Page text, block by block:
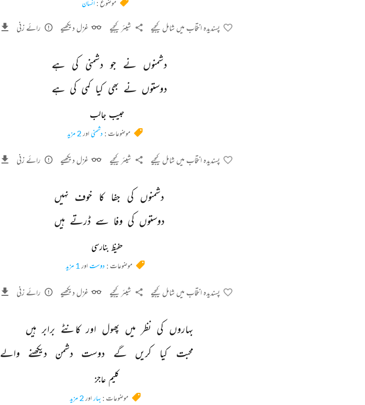
موضوع :انسان
پسندیدہ انتخاب میں شامل کیجیے شیئر کیجیے غزل دیکھیے رائے زنی
دشمنوں نے جو دشمنی کی ہے
دوستوں نے بھی کیا کمی کی ہے
حبیب جالب
موضوعات : دشمنی اور2 مزید
پسندیدہ انتخاب میں شامل کیجیے شیئر کیجیے غزل دیکھیے رائے زنی
دشمنوں کی جفا کا خوف نہیں
دوستوں کی وفا سے ڈرتے ہیں
حفیظ بنارسی
موضوعات : دوست اور 1 مزید
پسندیدہ انتخاب میں شامل کیجیے شیئر کیجیے غزل دیکھیے رائے زنی
بہاروں کی نظر میں پھول اور کانٹے برابر ہیں
محبت
کیا کریں گے دوست دشمن دیکھنے والے
کلیم عاجز
موضوعات :بہار اور2 مزید